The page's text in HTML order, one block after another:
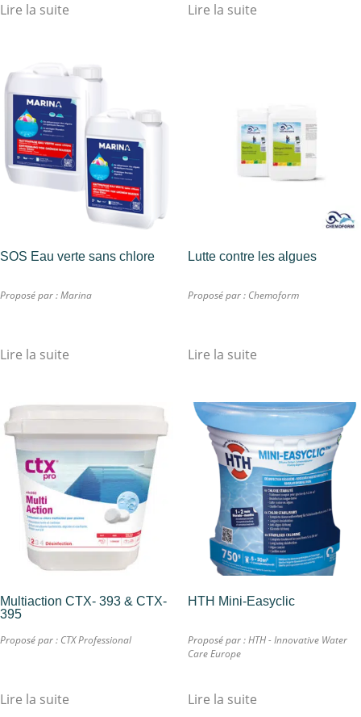
Lire la suite Lire la suite
SOS Eau verte sans chlore
Proposé par :Marina
Lire la suite
Lutte contre les algues
Proposé par : Chemoform
Lire la suite
Multiaction CTX- 393 & CTX-
395
Proposé par : CTX Professional
Lire la suite
HTH Mini-Easyclic
Proposé par :HTH - Innovative Water
Care Europe
Lire la suite